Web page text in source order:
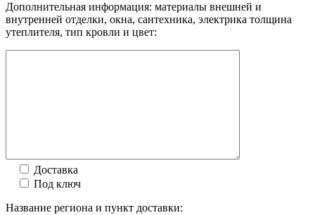
Дополнительная информация: материалы внешней и
внутренней отделки, окна, сантехника, электрика толщина
утеплителя, тип кровли и цвет:
Доставка
Под ключ
Название региона и пункт доставки: